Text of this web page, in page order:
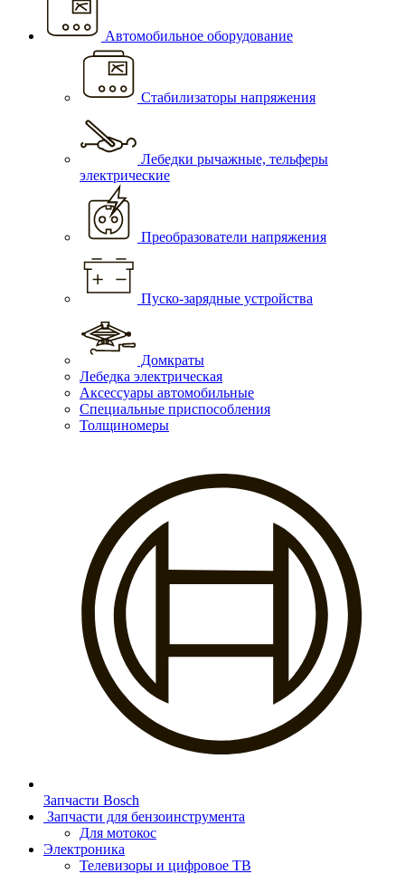
Автомобильное оборудование
Стабилизаторы напряжения
Лебедки рычажные, тельферы
электрические
Преобразователи напряжения
Пуско-зарядные устройства
Домкраты
Лебедка электрическая
Аксессуары автомобильные
Специальные приспособления
Толщиномеры
Запчасти Bosch
Запчасти для бензоинструмента
Для мотокос
Электроника
Телевизоры и цифровое ТВ